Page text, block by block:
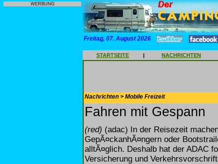
WERBUNG
Freitag, 07. August 2026
STARTSEITE | NACHRICHTEN
Nachrichten > Mobile Freizeit
Fahren mit Gespann
(red) (adac) In der Reisezeit
GepÃ¤ckanhÃ¤ngern oder
alltÃ¤glich. Deshalb hat der ADAC
Versicherung und